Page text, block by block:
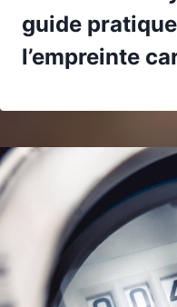
guide
l’empreinte